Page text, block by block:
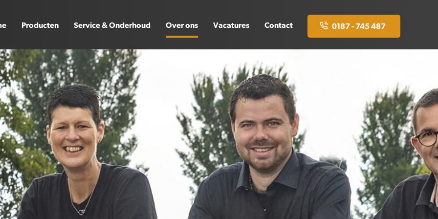
Producten Service & Onderhoud Over ons Vacatures Contact 0187 - 745 487